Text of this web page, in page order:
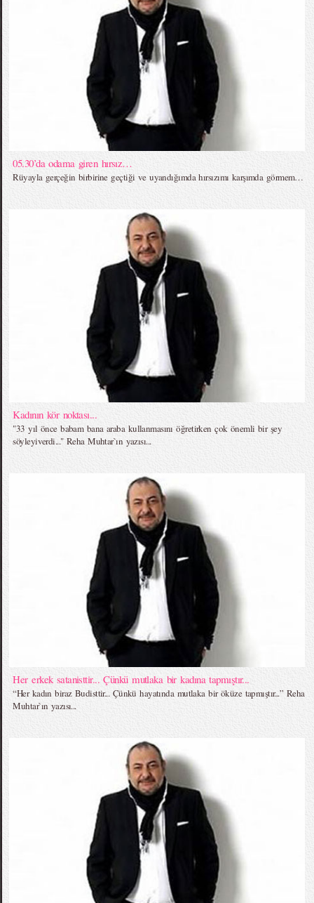
05.30’da odama giren hırsız…
Rüyayla gerçeğin birbirine geçtiği ve uyandığımda hırsızımı karşımda görmem…
Kadının kör noktası...
"33 yıl önce babam bana araba kullanmasını öğretirken çok önemli bir şey
söyleyiverdi..." Reha Muhtar`ın yazısı...
Her erkek satanisttir... Çünkü mutlaka bir kadına tapmıştır...
“Her kadın biraz Budisttir... Çünkü hayatında mutlaka bir öküze tapmıştır...” Reha
Muhtar`ın yazısı...